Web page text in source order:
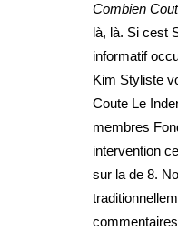
Combien
là, là. Si cest
informatif
Kim Styliste
Coute Le
membres
intervention
sur la de 8.